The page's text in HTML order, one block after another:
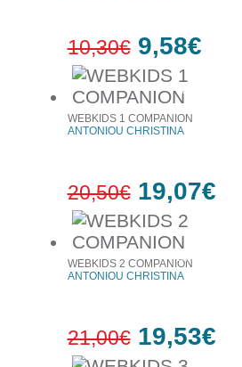
7%
έκπτωση
10,30€ 9,58€
έκπτωση
WEBKIDS 1 COMPANION
ANTONIOU CHRISTINA
20,50€ 19,07€
WEBKIDS 2 COMPANION
ANTONIOU CHRISTINA
21,00€ 19,53€